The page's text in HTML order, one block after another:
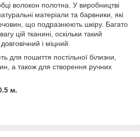
волокон полотна. У виробництві
матеріали та барвники, які
що подразнюють шкіру. Багато
цій тканині, оскільки такий
і міцний.
для пошиття постільної білизни,
а також для створення ручних
м.